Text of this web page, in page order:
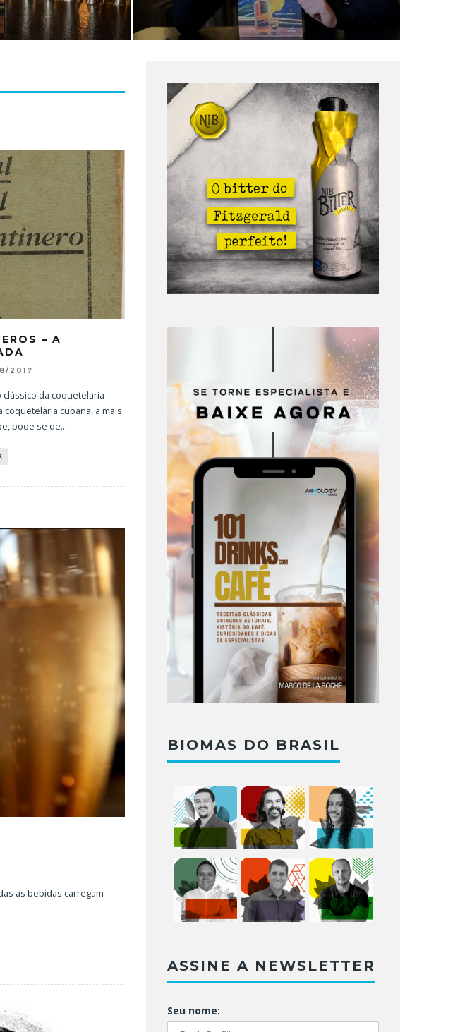
– A
2017
da coquetelaria
coquetelaria cubana, a mais
pode se de...
as bebidas carregam
BIOMAS DO BRASIL
ASSINE A NEWSLETTER
Seu nome: